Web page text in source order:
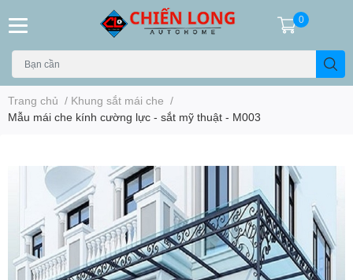
0
Trang chủ / Khung sắt mái che /
Mẫu mái che kính cường lực - sắt mỹ thuật - M003